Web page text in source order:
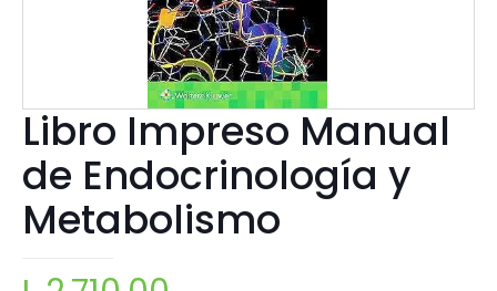
Libro Impreso Manual
de Endocrinología y
Metabolismo